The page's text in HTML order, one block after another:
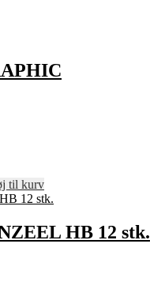
til kurv
HB 12 stk.